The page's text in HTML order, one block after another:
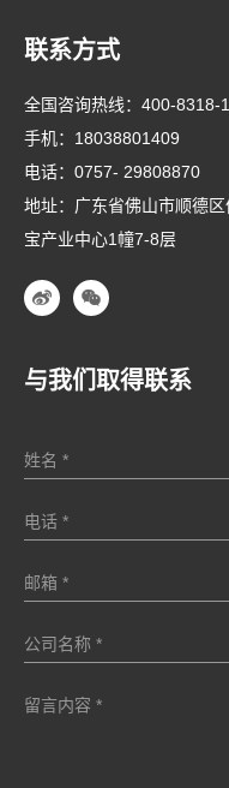
联系方式
全国咨询热线： 400-8318-
手机： 18038801409
电话： 0757- 29808870
地址：广东省佛山市顺德
宝产业中心1幢7-8层
与我们取得联系